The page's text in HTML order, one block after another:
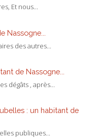
Et nous...
Nassogne...
des autres...
de Nassogne...
dégâts , après...
: un habitant de
publiques...